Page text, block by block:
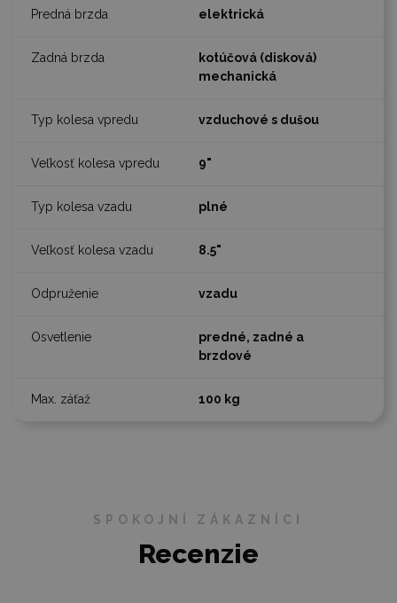
elektrická
kotúčová (disková)
mechanická
vzduchové s dušou
9"
plné
8.5"
vzadu
predné, zadné a
brzdové
100 kg
SPOKOJNÍ ZÁKAZNÍCI
Recenzie